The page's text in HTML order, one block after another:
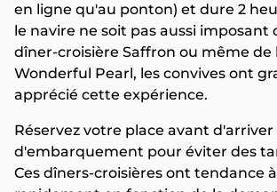
en ligne qu'au ponton) et dure 2
le navire ne soit pas aussi imposant
dîner-croisière Saffron ou même de
Wonderful Pearl, les convives ont
apprécié cette expérience.
Réservez votre place avant
d'embarquement pour éviter des
Ces dîners-croisières ont tendance